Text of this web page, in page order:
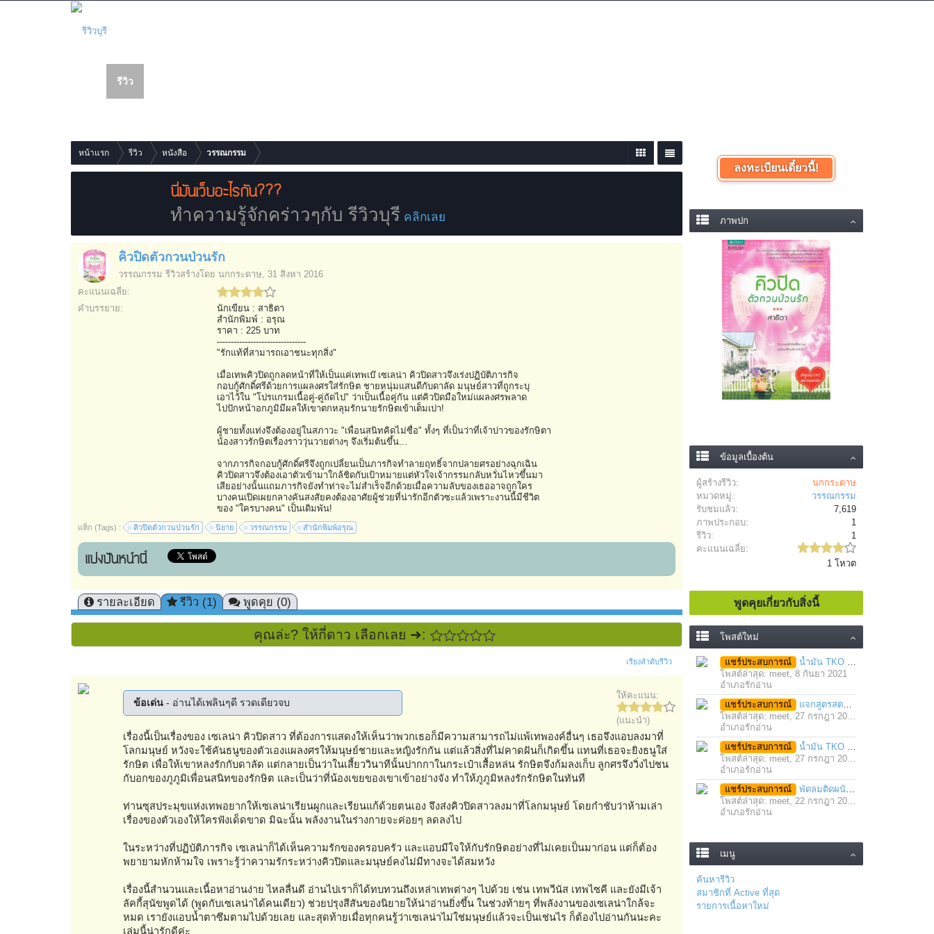
หน้าแรก รีวิว หนังสือ วรรณกรรม
นี่มันเว็บอะไรกัน???
ทำความรู้จักคร่าวๆกับ รีวิวบุรี คลิกเลย
คิวปิดตัวกวนป่วนรัก
วรรณกรรม รีวิวสร้างโดย นกกระดาษ, 31 สิงหา 2016
คะแนนเฉลี่ย:
คำบรรยาย:
นักเขียน : สาธิตา
สำนักพิมพ์ : อรุณ
ราคา : 225 บาท
--------------------------------
"รักแท้ที่สามารถเอาชนะทุกสิ่ง"
เมื่อเทพคิวปิดถูกลดหน้าที่ให้เป็นแค่เทพเบ๊ เซเลน่า คิวปิดสาวจึงเร่งปฏิบัติภารกิจ
กอบกู้ศักดิ์ศรีด้วยการแผลงศรใส่รักษิต ชายหนุ่มแสนดีกับดาลัด มนุษย์สาวที่ถูกระบุ
เอาไว้ใน "โปรแกรมเนื้อคู่-คู่ถัดไป" ว่าเป็นเนื้อคู่กัน แต่คิวปิดมือใหม่แผลงศรพลาด
ไปปักหน้าอกภูมิมีผลให้เขาตกหลุมรักนายรักษิตเข้าเต็มเปา!
ผู้ชายทั้งแท่งจึงต้องอยู่ในสภาวะ "เพื่อนสนิทคิดไม่ซื่อ" ทั้งๆ ที่เป็นว่าที่เจ้าบ่าวของรักษิตา
น้องสาวรักษิตเรื่องราววุ่นวายต่างๆ จึงเริ่มต้นขึ้น...
จากภารกิจกอบกู้ศักดิ์ศรีจึงถูกเปลี่ยนเป็นภารกิจทำลายฤทธิ์จากปลายศรอย่างฉุกเฉิน
คิวปิดสาวจึงต้องเอาตัวเข้ามาใกล้ชิดกับเป้าหมายแต่หัวใจเจ้ากรรมกลับหวั่นไหวขึ้นมา
เสียอย่างนั้นแถมภารกิจยังทำท่าจะไม่สำเร็จอีกด้วยเมื่อความลับของเธออาจถูกใคร
บางคนเปิดเผยกลางคันสงสัยคงต้องอาศัยผู้ช่วยที่น่ารักอีกตัวซะแล้วเพราะงานนี้มีชีวิต
ของ "ใครบางคน" เป็นเดิมพัน!
แท็ก (Tags) : คิวปิดตัวกวนป่วนรัก นิยาย วรรณกรรม สำนักพิมพ์อรุณ
แบ่งปันหน้านี้
รายละเอียด รีวิว (1) พูดคุย (0)
คุณล่ะ? ให้กี่ดาว เลือกเลย ➜:
เรียงลำดับรีวิว
ให้คะแนน:
(แนะนำ)
ข้อเด่น - อ่านได้เพลินๆดี รวดเดียวจบ
เรื่องนี้เป็นเรื่องของ เซเลน่า คิวปิดสาว ที่ต้องการแสดงให้เห็นว่าพวกเธอก็มีความสามารถไม่แพ้เทพองค์อื่นๆ เธอจึงแอบลงมาที่
โลกมนุษย์ หวังจะใช้คันธนูของตัวเองแผลงศรให้มนุษย์ชายและหญิงรักกัน แต่แล้วสิ่งที่ไม่คาดฝันก็เกิดขึ้น แทนที่เธอจะยิงธนูใส่
รักษิต เพื่อให้เขาหลงรักกับดาลัด แต่กลายเป็นว่าในเสี้ยววินาทีนั้นปากกาในกระเป๋าเสื้อหล่น รักษิตจึงก้มลงเก็บ ลูกศรจึงวิ่งไปชน
กับอกของภูภูมิเพื่อนสนิทของรักษิต และเป็นว่าที่น้องเขยของเขาเข้าอย่างจัง ทำให้ภูภูมิหลงรักรักษิตในทันที
ท่านซุสประมุขแห่งเทพอยากให้เซเลน่าเรียนผูกและเรียนแก้ด้วยตนเอง จึงส่งคิวปิดสาวลงมาที่โลกมนุษย์ โดยกำชับว่าห้ามเล่า
เรื่องของตัวเองให้ใครฟังเด็ดขาด มิฉะนั้น พลังงานในร่างกายจะค่อยๆ ลดลงไป
ในระหว่างที่ปฏิบัติภารกิจ เซเลน่าก็ได้เห็นความรักของครอบครัว และแอบมีใจให้กับรักษิตอย่างที่ไม่เคยเป็นมาก่อน แต่ก็ต้อง
พยายามหักห้ามใจ เพราะรู้ว่าความรักระหว่างคิวปิดและมนุษย์คงไม่มีทางจะได้สมหวัง
เรื่องนี้สำนวนและเนื้อหาอ่านง่าย ไหลลื่นดี อ่านไปเราก็ได้ทบทวนถึงเหล่าเทพต่างๆ ไปด้วย เช่น เทพวีนัส เทพไซคี และยังมีเจ้า
ลัคกี้สุนัขพูดได้ (พูดกับเซเลน่าได้คนเดียว) ช่วยปรุงสีสันของนิยายให้น่าอ่านยิ่งขึ้น ในช่วงท้ายๆ ที่พลังงานของเซเลน่าใกล้จะ
หมด เรายังแอบน้ำตาซึมตามไปด้วยเลย และสุดท้ายเมื่อทุกคนรู้ว่าเซเลน่าไม่ใช่มนุษย์แล้วจะเป็นเช่นไร ก็ต้องไปอ่านกันนะคะ
เล่มนี้น่ารักดีค่ะ
ลงทะเบียนเดี๋ยวนี้!
ภาพปก
ข้อมูลเบื้องต้น
ผู้สร้างรีวิว:
นกกระดาษ
หมวดหมู่:
วรรณกรรม
รับชมแล้ว:
7,619
ภาพประกอบ:
1
รีวิว:
1
คะแนนเฉลี่ย:
1 โหวต
พูดคุยเกี่ยวกับสิ่งนี้
โพสต์ใหม่
แชร์ประสบการณ์
น้ำมัน TKO นวดคลายเส้นคลายกล้ามเนื้อ จากภาวะตึงหรือเคล็ด บาดเจ็บ ได้อย่างฉับพลัน
โพสต์ล่าสุด: meet, 8 กันยา 2021
อำเภอรักอ่าน
แชร์ประสบการณ์
แจกสูตรสตรอว์เบอร์รี่โยเกิร์ตสมูทตี้ ทำง่าย อร่อย แค่มีเครื่องปั่นน้ำผลไม้
โพสต์ล่าสุด: meet, 27 กรกฎา 2021
อำเภอรักอ่าน
แชร์ประสบการณ์
น้ำมัน TKO คลายเส้น คลายกล้ามเนื้อ บรรเทาอาการบาดเจ็บโดยฉับพลัน
โพสต์ล่าสุด: meet, 27 กรกฎา 2021
อำเภอรักอ่าน
แชร์ประสบการณ์
พัดลมติดผนัง มอเตอร์ประสิทธิภาพสูง ติดตั้งง่าย ประหยัดพื้นที่
โพสต์ล่าสุด: meet, 22 กรกฎา 2021
อำเภอรักอ่าน
เมนู
ค้นหารีวิว
สมาชิกที่ Active ที่สุด
รายการเนื้อหาใหม่
รีวิว